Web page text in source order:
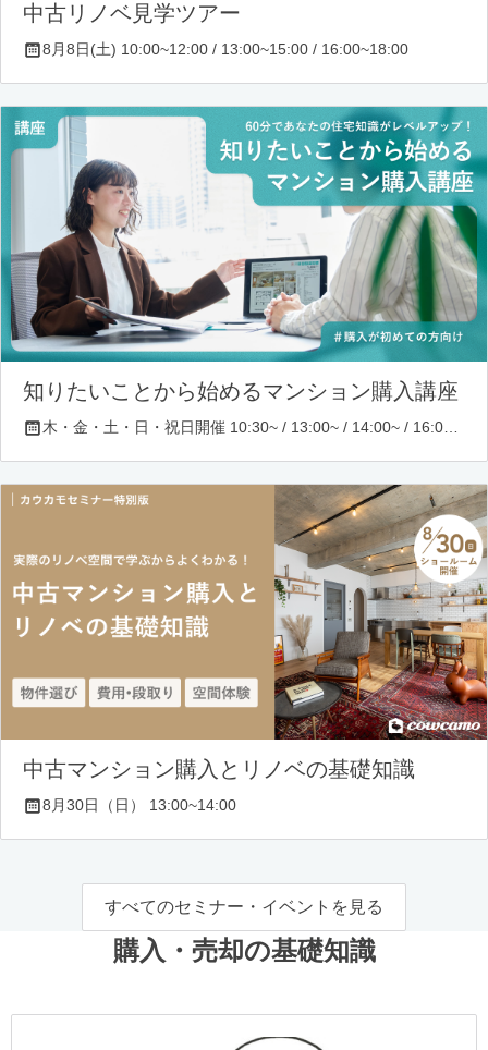
中古リノベ見学ツアー
8月8日(土) 10:00~12:00 / 13:00~15:00 / 16:00~18:00
知りたいことから始めるマンション購入講座
木・金・土・日・祝日開催 10:30~ / 13:00~ / 14:00~ / 16:00~ / 17:00~/ 18:30~/ 19:30~
中古マンション購入とリノベの基礎知識
8月30日（日） 13:00~14:00
すべてのセミナー・イベントを見る
購入・売却の基礎知識